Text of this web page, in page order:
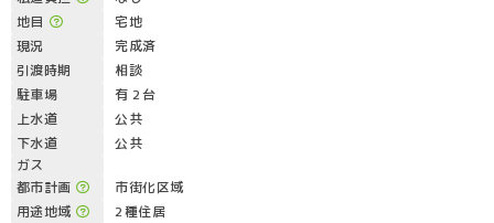
地目
宅地
現況
完成済
引渡時期
相談
駐車場
有 2台
上水道
公共
下水道
公共
ガス
都市計画
市街化区域
用途地域
2種住居